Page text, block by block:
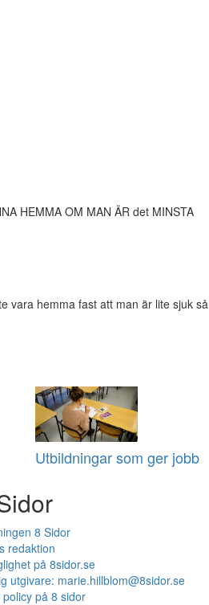
HEMMA OM MAN ÄR det MINSTA
vara hemma fast att man är lite sjuk så
Utbildningar som ger jobb
8 Sidor
redaktion
på 8sidor.se
utgivare: marie.hillblom@8sidor.se
policy på 8 sidor